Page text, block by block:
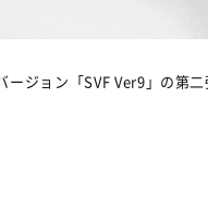
ージョン「SVF Ver9」の第